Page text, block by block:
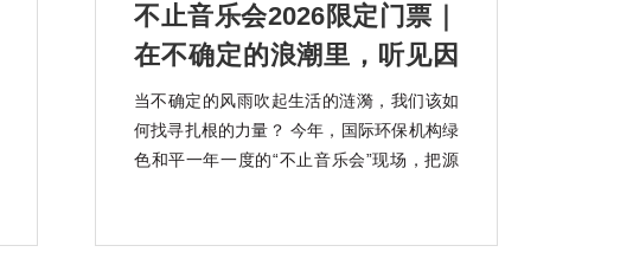
不止音乐会2026限定门票｜
在不确定的浪潮里，听见因
勇气而起的韧性回响
当不确定的风雨吹起生活的涟漪，我们该如
何找寻扎根的力量？ 今年，国际环保机构绿
色和平一年一度的“不止音乐会”现场，把源
“不止”，取自Bridge的谐音。绿色和平以船